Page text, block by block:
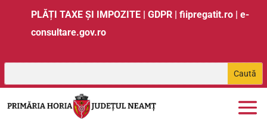
PLĂȚI TAXE ȘI IMPOZITE |GDPR |fiipregatit.ro |e-
consultare.gov.ro